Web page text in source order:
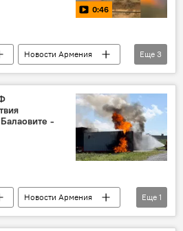
0:46
Новости Армения
огонь
Еще 3
-
Новости Армения
Еще 1